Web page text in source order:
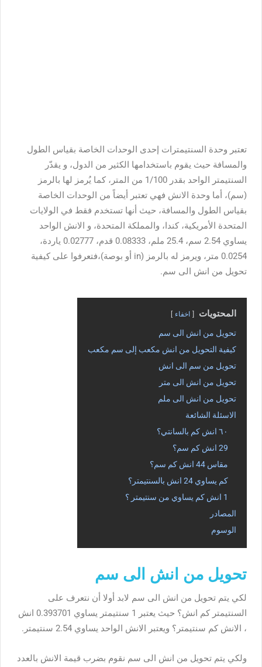
تعتبر وحدة السنتيمترات إحدى الوحدات الخاصة بقياس الطول
والمسافة حيث يقوم باستخدامها الكثير من الدول، و يقدّر
السنتيمتر الواحد بقدر 1/100 من المتر، كما يُرمز لها بالرمز
(سم)، أما وحدة الانش فهي تعتبر أيضاً من الوحدات الخاصة
بقياس الطول والمسافة، حيث أنها تستخدم فقط في الولايات
المتحدة الأمريكية، كندا، والمملكة المتحدة، و الانش الواحد
يساوي 2.54 سم، 25.4 ملم، 0.08333 قدم، 0.02777 ياردة،
0.0254 متر، ويرمز له بالرمز (in أو بوصة)،فتعرفوا على كيفية
تحويل من انش الى سم.
المحتويات اخفاء
تحويل من انش الى سم
كيفية التحويل من انش مكعب إلى سم مكعب
تحويل من سم الى انش
تحويل من انش الى متر
تحويل من انش الى ملم
الاسئلة الشائعة
٦٠ انش كم بالسانتي؟
29 انش كم سم؟
مقاس 44 انش كم سم؟
كم يساوي 24 انش بالسنتيمتر؟
1 انش كم يساوي من سنتيمتر ؟
المصادر
الوسوم
تحويل من انش الى سم
لكي يتم تحويل من انش الى سم لابد أولا أن نتعرف على
السنتيمتر كم انش؟ حيث يعتبر 1 سنتيمتر يساوي 0.393701 انش
، الانش كم سنتيمتر؟ ويعتبر الانش الواحد يساوي 2.54 سنتيمتر.
ولكي يتم تحويل من انش الى سم نقوم بضرب قيمة الانش بالعدد